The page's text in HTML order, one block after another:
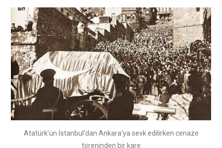
Atatürk’ün İstanbul’dan Ankara’ya sevk edilirken cenaze
töreninden bir kare